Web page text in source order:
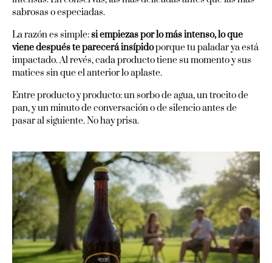
sabrosas o especiadas.
La razón es simple:si empiezas por lo más intenso, lo que
viene después te parecerá insípidoporque tu paladar ya está
impactado. Al revés, cada producto tiene su momento y sus
matices sin que el anterior lo aplaste.
Entre producto y producto: un sorbo de agua, un trocito de
pan, y un minuto de conversación o de silencio antes de
pasar al siguiente. No hay prisa.